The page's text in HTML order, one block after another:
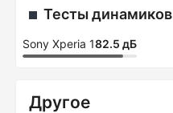
Тесты динамиков
Sony Xperia 182.5 дБ
Другое